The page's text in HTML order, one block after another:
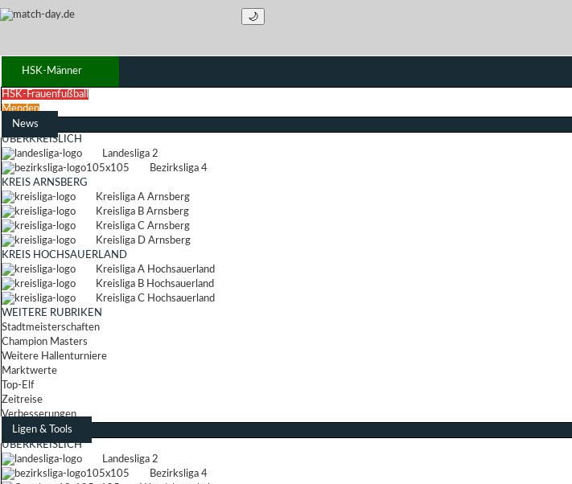
🌙
HSK-Männer
HSK-Frauenfußball
Menden
News
ÜBERKREISLICH
Landesliga 2
Bezirksliga 4
KREIS ARNSBERG
Kreisliga A Arnsberg
Kreisliga B Arnsberg
Kreisliga C Arnsberg
Kreisliga D Arnsberg
KREIS HOCHSAUERLAND
Kreisliga A Hochsauerland
Kreisliga B Hochsauerland
Kreisliga C Hochsauerland
WEITERE RUBRIKEN
Stadtmeisterschaften
Champion Masters
Weitere Hallenturniere
Marktwerte
Top-Elf
Zeitreise
Verbesserungen
Ligen & Tools
ÜBERKREISLICH
Landesliga 2
Bezirksliga 4